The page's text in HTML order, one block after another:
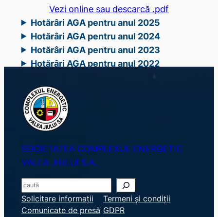
Vezi online sau descarcă .pdf
Hotărâri AGA pentru anul 2025
Hotărâri AGA pentru anul 2024
Hotărâri AGA pentru anul 2023
Hotărâri AGA pentru anul 2022
SOCIETATEA COMPLEXUL ENERGETIC
VALEA JIULUI S.A.
S
e
a
Solicitare informații
Comunicate de presă
Termeni și condiții
GDPR